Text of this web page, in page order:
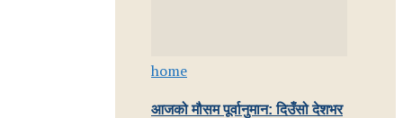
home
आजको मौसम पूर्वानुमान: दिउँसो देशभर